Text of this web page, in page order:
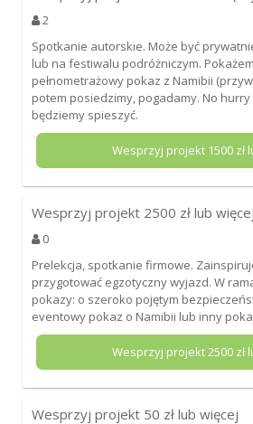
2
Spotkanie autorskie. Może być
lub na festiwalu podróżniczym.
pełnometrażowy pokaz z Namibii
potem posiedzimy, pogadamy. No hurry
będziemy spieszyć.
Wesprzyj projekt 1500 zł
Wesprzyj projekt 2500 zł lub więcej
0
Prelekcja, spotkanie firmowe.
przygotować egzotyczny wyjazd. W
pokazy: o szeroko pojętym
eventowy pokaz o Namibii lub inny
Wesprzyj projekt2500 zł
Wesprzyj projekt 50 zł lub więcej